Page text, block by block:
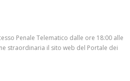
Penale Telematico dalle ore 18:00 alle
straordinaria il sito web del Portale dei